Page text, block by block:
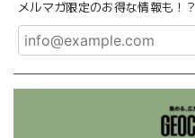
メルマガ限定のお得な情報も！？